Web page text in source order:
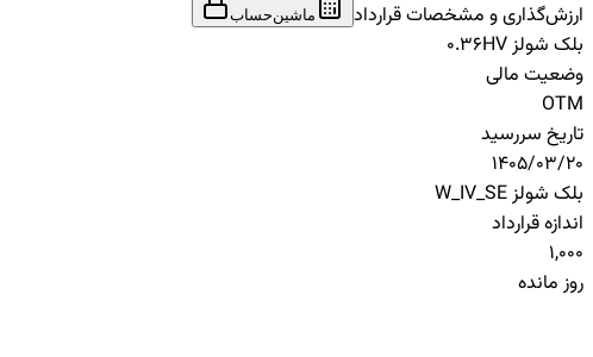
ارزش‌گذاری و مشخصات قرارداد
ماشین‌حساب
بلک شولز HV
0.36
وضعیت مالی
OTM
تاریخ سررسید
1405/03/20
بلک شولز W_IV_SE
اندازه قرارداد
1,000
روز مانده